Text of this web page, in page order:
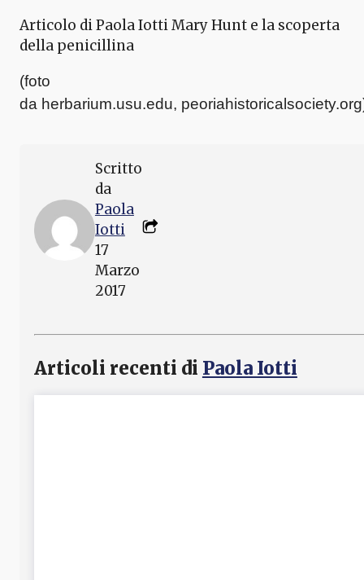
Articolo di Paola Iotti Mary Hunt e la scoperta
della penicillina
(foto
da herbarium.usu.edu,
Scritto
da
Paola
Iotti
17
Marzo
2017
Articoli recenti di Paola Iotti